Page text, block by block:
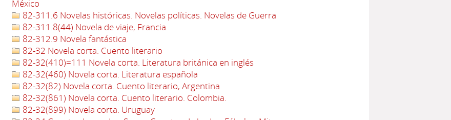
México
82-311.6 Novelas históricas. Novelas políticas. Novelas de Guerra
82-311.8(44) Novela de viaje, Francia
82-312.9 Novela fantástica
82-32 Novela corta. Cuento literario
82-32(410)=111 Novela corta. Literatura británica en inglés
82-32(460) Novela corta. Literatura española
82-32(82) Novela corta. Cuento literario, Argentina
82-32(861) Novela corta. Cuento literario. Colombia.
82-32(899) Novela corta. Uruguay